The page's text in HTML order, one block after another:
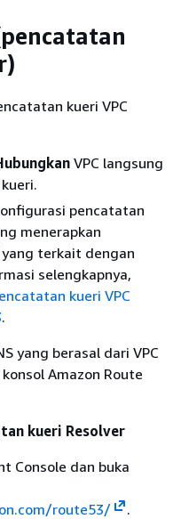
kueri VPC
VPC langsung
pencatatan
menerapkan
yang terkait dengan
selengkapnya,
kueri VPC
.
yang berasal dari VPC
Amazon Route
kueri Resolver
Console dan buka
route53/
.